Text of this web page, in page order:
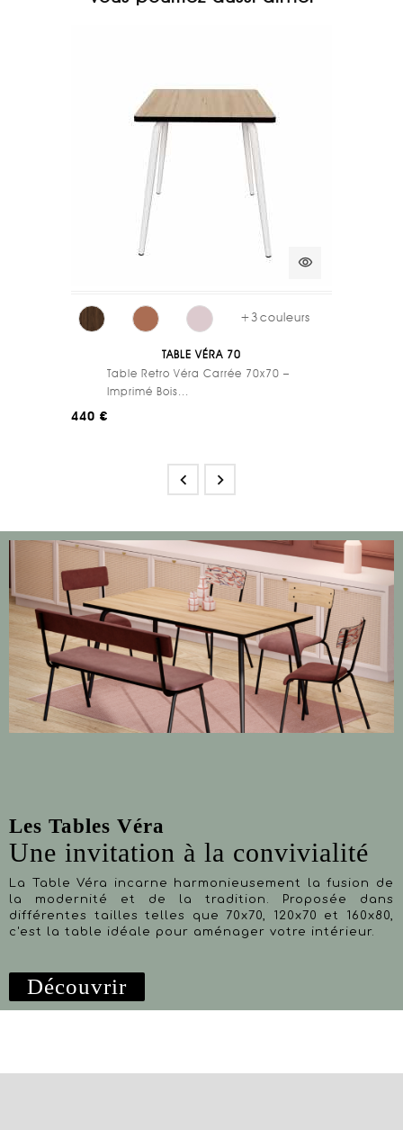
visibility
+3couleurs
TABLE VÉRA 70
Table Retro Véra Carrée 70x70 –
Imprimé Bois...
440 €
 
Les Tables Véra
Une invitation à la convivialité
La Table Véra incarne harmonieusement la fusion de
la modernité et de la tradition. Proposée dans
différentes tailles telles que 70x70, 120x70 et 160x80,
c'est la table idéale pour aménager votre intérieur.
Découvrir